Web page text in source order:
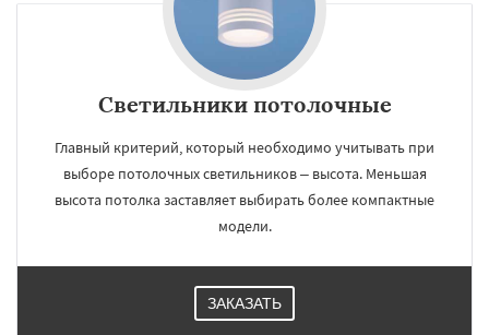
Светильники потолочные
Главный критерий, который необходимо учитывать при
выборе потолочных светильников – высота. Меньшая
высота потолка заставляет выбирать более компактные
модели.
ЗАКАЗАТЬ